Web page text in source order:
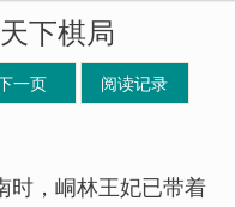
下棋局
一页 阅读记录
时，峒林王妃已带着